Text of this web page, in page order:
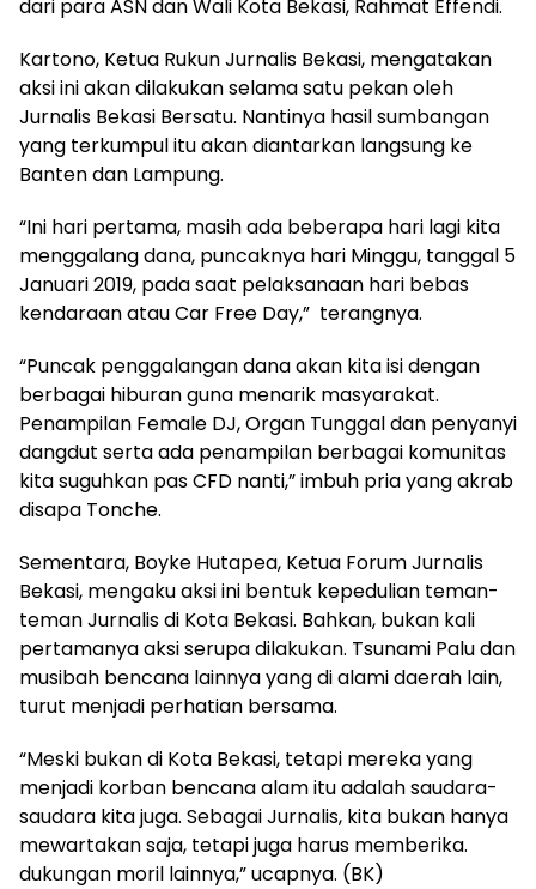
dari para ASN dan Wali Kota Bekasi, Rahmat Effendi.
Kartono, Ketua Rukun Jurnalis Bekasi, mengatakan
aksi ini akan dilakukan selama satu pekan oleh
Jurnalis Bekasi Bersatu. Nantinya hasil sumbangan
yang terkumpul itu akan diantarkan langsung ke
Banten dan Lampung.
“Ini hari pertama, masih ada beberapa hari lagi kita
menggalang dana, puncaknya hari Minggu, tanggal 5
Januari 2019, pada saat pelaksanaan hari bebas
kendaraan atau Car Free Day,” terangnya.
“Puncak penggalangan dana akan kita isi dengan
berbagai hiburan guna menarik masyarakat.
Penampilan Female DJ, Organ Tunggal dan penyanyi
dangdut serta ada penampilan berbagai komunitas
kita suguhkan pas CFD nanti,” imbuh pria yang akrab
disapa Tonche.
Sementara, Boyke Hutapea, Ketua Forum Jurnalis
Bekasi, mengaku aksi ini bentuk kepedulian teman-
teman Jurnalis di Kota Bekasi. Bahkan, bukan kali
pertamanya aksi serupa dilakukan. Tsunami Palu dan
musibah bencana lainnya yang di alami daerah lain,
turut menjadi perhatian bersama.
“Meski bukan di Kota Bekasi, tetapi mereka yang
menjadi korban bencana alam itu adalah saudara-
saudara kita juga. Sebagai Jurnalis, kita bukan hanya
mewartakan saja, tetapi juga harus memberika.
dukungan moril lainnya,” ucapnya. (BK)